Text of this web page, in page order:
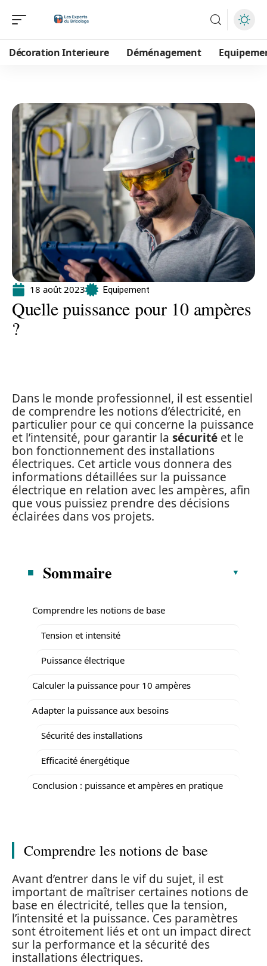
Décoration Interieure Déménagement
18 août 2023 Equipement
Quelle puissance pour 10 ampères
?
Dans le monde professionnel, il est essentiel
de comprendre les notions d’électricité, en
particulier pour ce qui concerne la puissance
et l’intensité, pour garantir la sécurité et le
bon fonctionnement des installations
électriques. Cet article vous donnera des
informations détaillées sur la puissance
électrique en relation avec les ampères, afin
que vous puissiez prendre des décisions
éclairées dans vos projets.
Sommaire
Comprendre les notions de base
Tension et intensité
Puissance électrique
Calculer la puissance pour 10 ampères
Adapter la puissance aux besoins
Sécurité des installations
Efficacité énergétique
Conclusion : puissance et ampères en pratique
Comprendre les notions de base
Avant d’entrer dans le vif du sujet, il est
important de maîtriser certaines notions de
base en électricité, telles que la tension,
l’intensité et la puissance. Ces paramètres
sont étroitement liés et ont un impact direct
sur la performance et la sécurité des
installations électriques.